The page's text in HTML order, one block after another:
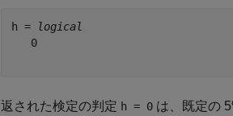
h =
logical
   0
返された検定の判定 h = 0 は、既定の